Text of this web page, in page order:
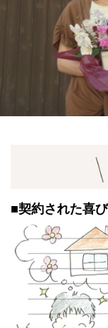
■契約された喜